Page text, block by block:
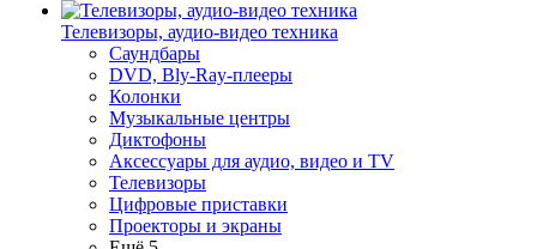
Телевизоры, аудио-видео техника
Саундбары
DVD, Bly-Ray-плееры
Колонки
Музыкальные центры
Диктофоны
Аксессуары для аудио, видео и TV
Телевизоры
Цифровые приставки
Проекторы и экраны